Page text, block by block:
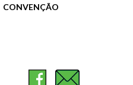
CONVENÇÃO